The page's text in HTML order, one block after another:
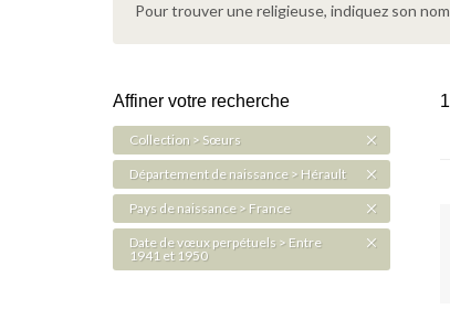
Pour trouver une religieuse, indiquez son
Affiner votre recherche
Collection > Sœurs
Département de naissance > Hérault
Pays de naissance > France
Date de vœux perpétuels > Entre
1941 et 1950